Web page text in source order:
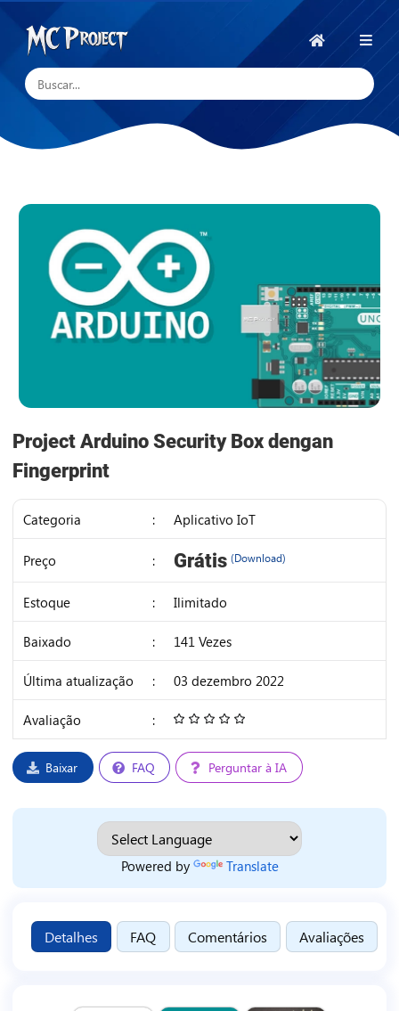
Início
Project Arduino Security Box dengan
Fingerprint
Categoria : Aplicativo IoT
Preço :
IDR
Grátis (Download)
Estoque : Ilimitado
Baixado : 141 Vezes
Última atualização : 03 dezembro 2022
Avaliação :
/
5
Baixar FAQ Perguntar à IA
Powered by Translate
Detalhes FAQ Comentários Avaliações
Project
Official
Store
Loja
Produtos
Serviços
Freelance